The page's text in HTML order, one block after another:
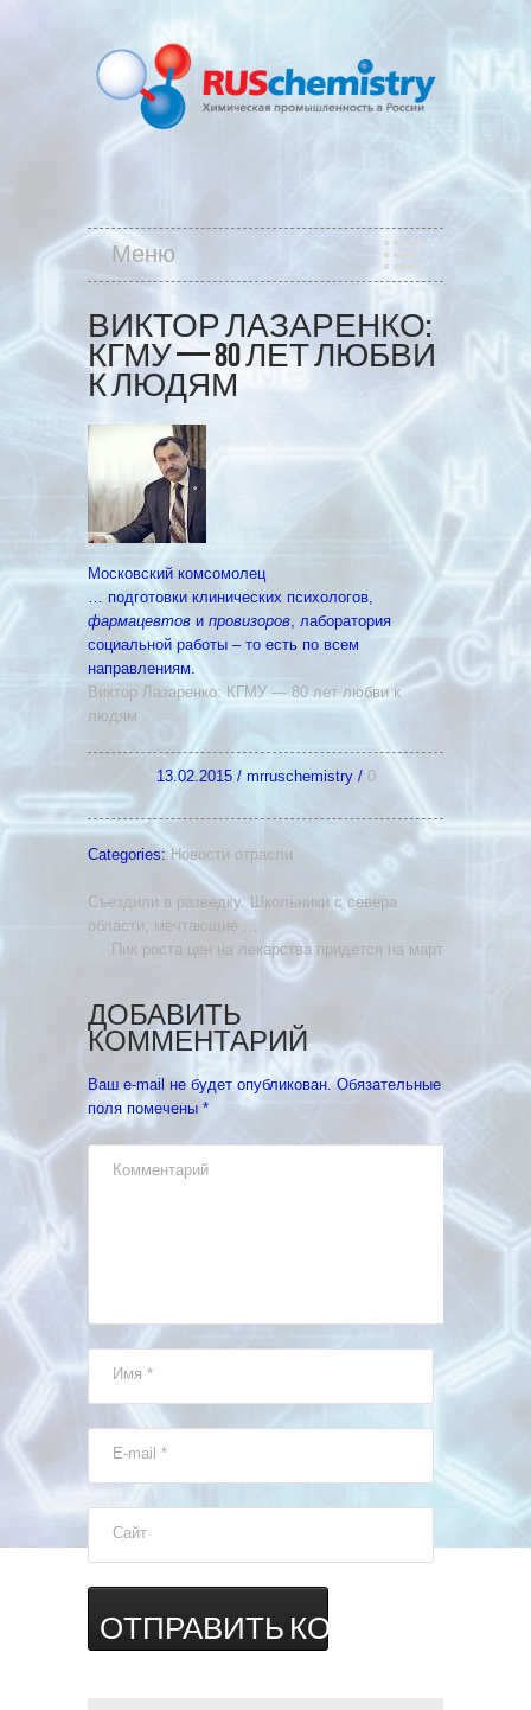
Меню
ВИКТОР ЛАЗАРЕНКО:
КГМУ — 80 ЛЕТ ЛЮБВИ
К ЛЮДЯМ
Московский комсомолец
… подготовки клинических психологов,
фармацевтов и провизоров, лаборатория
социальной работы – то есть по всем
направлениям.
Виктор Лазаренко: КГМУ — 80 лет любви к
людям
13.02.2015/ mrruschemistry/ 0
Categories:Новости отрасли
Съездили в разведку. Школьники с севера
области, мечтающие …
Пик роста цен на лекарства придется на март
ДОБАВИТЬ
КОММЕНТАРИЙ
Ваш e-mail не будет опубликован. Обязательные
поля помечены *
Комментарий
Имя *
E-mail *
Сайт